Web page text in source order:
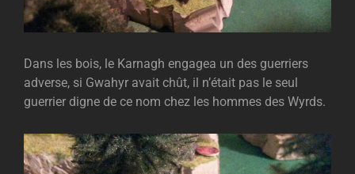
Dans les bois, le Karnagh engagea un des guerriers
adverse, si Gwahyr avait chût, il n’était pas le seul
guerrier digne de ce nom chez les hommes des Wyrds.